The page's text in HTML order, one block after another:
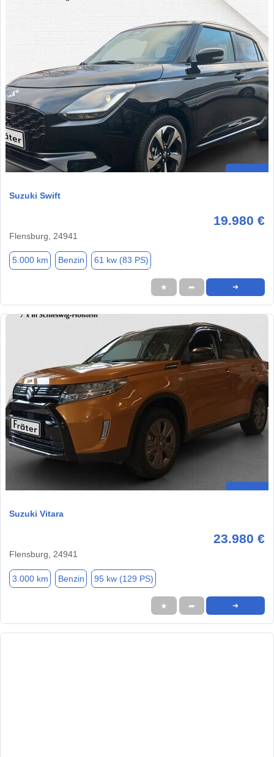
Suzuki Swift
19.980 €
Flensburg, 24941
5.000 km Benzin 61 kw (83 PS)
★ ➦ ➜
Suzuki Vitara
23.980 €
Flensburg, 24941
3.000 km Benzin 95 kw (129 PS)
★ ➦ ➜